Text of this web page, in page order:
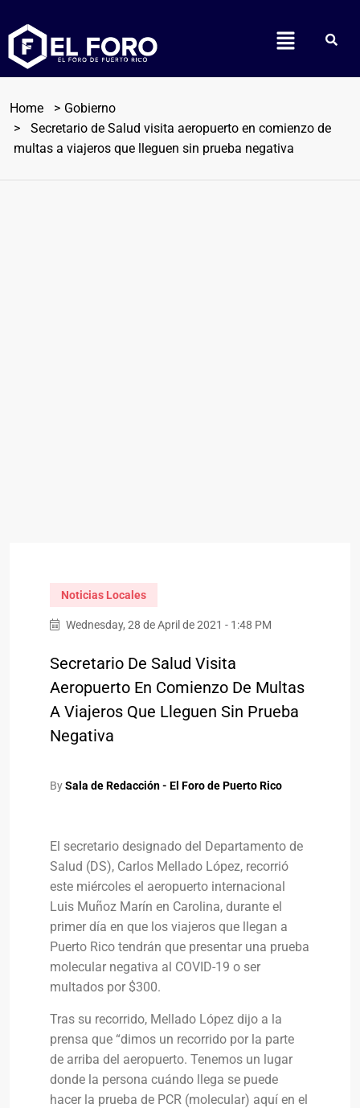
Home
Gobierno
Secretario de Salud visita aeropuerto en comienzo de
multas a viajeros que lleguen sin prueba negativa
Noticias Locales
Wednesday, 28 de April de 2021 - 1:48 PM
Secretario De Salud Visita
Aeropuerto En Comienzo De Multas
A Viajeros Que Lleguen Sin Prueba
Negativa
BySala de Redacción - El Foro de Puerto Rico
El secretario designado del Departamento de
Salud (DS), Carlos Mellado López, recorrió
este miércoles el aeropuerto internacional
Luis Muñoz Marín en Carolina, durante el
primer día en que los viajeros que llegan a
Puerto Rico tendrán que presentar una prueba
molecular negativa al COVID-19 o ser
multados por $300.
Tras su recorrido, Mellado López dijo a la
prensa que “dimos un recorrido por la parte
de arriba del aeropuerto. Tenemos un lugar
donde la persona cuándo llega se puede
hacer la prueba de PCR (molecular) aquí en el